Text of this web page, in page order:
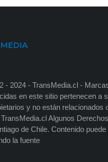
- 2024 - TransMedia.cl -
en este sitio pertenecen a
y no están relacionados
Algunos
de Chile. Contenido puede
la fuente